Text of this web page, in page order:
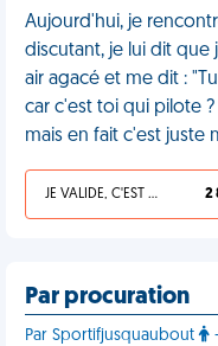
Aujourd'hui, je
discutant, je lui dit que
air agacé et me dit :
car c'est toi qui pilote
mais en fait c'est juste
JE VALIDE, C'EST UNE VDM 2
Par procuration
Par Sportifjusquaubout